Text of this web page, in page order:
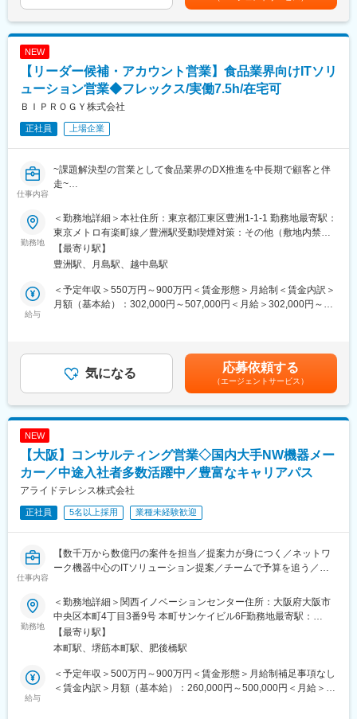
開発に興味のある方はマッチします。
■当社について：
いくつか計画しております。高い専門性とスキルを持ったメンバ
ーが多いため、参入障壁が高いFintech領域とエンタメ領域で事業
展開できております。
システムの障害を監視し、トラブル発生時には待機系システムに
自動的に切り替えを行い、お客様のビジネスと事業継続を守る自
社開発ソフトウェアです。国内のみならずグローバルで30年、8
万ライセンス以上の販売実績を誇ります
（https://bccs.sios.jp/lifekeeper/）。
※スキルや希望次第では管理監督者での採用の可能性もございま
す。
・想定年収：900万円～1,200万円
・基本給：75万円～1,00万円
・残業手当：なし
・管理監督者になってからは労働時間、休憩、休日に関する規定
の適用除外となります。
■募集背景：
そのような課題に向き合い、当社の強みであるシステムの可用性
設計のナレッジをいかし、お客様個別の環境に対して適切なシス
テムソリューションを社内SI部門と連携し、協力しながら提案を
入・活用を進めている企業・団体である「テレワーク先駆者」の
うち、さらにその中から十分な実績を持つ企業として、「テレワ
ーク先駆者百選」に認定されています。
目安の金額であり、選考を通じて上下する可能性があります。月
給(月額)は固定手当を含めた表記です。
NEW
【リーダー候補・アカウント営業】食品業界向けITソリ
ューション営業◆フレックス/実働7.5h/在宅可
ＢＩＰＲＯＧＹ株式会社
正社員 上場企業
仕事内容
~課題解決型の営業として食品業界のDX推進を中長期で顧客と伴
走~
な環境
●2024年(最新)売上約3,701億円：業績右肩上がり
●育休取得率：女性100％、男性47.8％、年間有給取得日数16日以
上
食品業界は今、原材料高騰・人手不足・物流改革・サステナビリ
ティ対応など構造的変革期にあります。
当部門では、日本を代表する大手食品メーカーとの長年の信頼関
す。
■職務内容
・経営／事業課題のヒアリング、DXテーマ創出、既存システム改
善提案
●新規顧客の開拓
・市場／業界分析、仮説課題提案内容検討、コンタクトチャネル
創出
要件定義参画
当部署では大手食品メーカー様と長年のお付き合いにおける深い
信頼関係を築いてまいりました。そのような環境の中で食品業界
をはじめ新規ビジネスを展開して社会課題解決に取り組みたいと
考えております。
営業のみならず、他部門を巻き込みながらICTを活用した異業種間
の連携やDX提案等に日々取り組んでおります。食品業界の未来を
作り上げたい、そんな熱い想いのある方を歓迎いたします。
勤務地
＜勤務地詳細＞本社住所：東京都江東区豊洲1-1-1 勤務地最寄駅：
東京メトロ有楽町線／豊洲駅受動喫煙対策：その他（敷地内禁煙
(屋内喫煙可能場所あり)）
【最寄り駅】
豊洲駅、月島駅、越中島駅
給与
＜予定年収＞550万円～900万円＜賃金形態＞月給制＜賃金内訳＞
月額（基本給）：302,000円～507,000円＜月給＞302,000円～
度実績平均賞与：5.2か月分賃金はあくまでも目安の金額であり、
選考を通じて上下する可能性があります。月給(月額)は固定手当を
気になる 応募依頼する
（エージェントサービス）
NEW
【大阪】コンサルティング営業◇国内大手NW機器メー
カー／中途入社者多数活躍中／豊富なキャリアパス
アライドテレシス株式会社
正社員 5名以上採用 業種未経験歓迎
仕事内容
【数千万から数億円の案件を担当／提案力が身につく／ネットワ
ーク機器中心のITソリューション提案／チームで予算を追う／中
カー】
■業務内容：
自社製品であるルーターやスイッチをはじめとするLAN関連商
材、ネットワーク管理ソフトウェア、アプリケーション等を提案
し、顧客の最適なネットワーク環境の実現を目指してトータルソ
リューションを提供していただきます。
勤務地
＜勤務地詳細＞関西イノベーションセンター住所：大阪府大阪市
中央区本町4丁目3番9号 本町サンケイビル6F勤務地最寄駅：
Osaka Metro御堂筋線線／本町駅受動喫煙対策：敷地内全面禁煙
変更の範囲：会社の定める事業所（リモートワーク含む）
【最寄り駅】
本町駅、堺筋本町駅、肥後橋駅
給与
＜予定年収＞500万円～900万円＜賃金形態＞月給制補足事項なし
＜賃金内訳＞月額（基本給）：260,000円～500,000円＜月給＞